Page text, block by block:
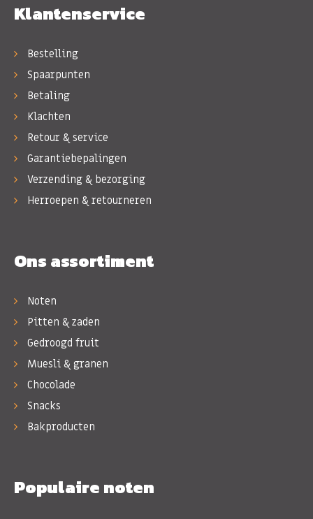
Klantenservice
Bestelling
Spaarpunten
Betaling
Klachten
Retour & service
Garantiebepalingen
Verzending & bezorging
Herroepen & retourneren
Ons assortiment
Noten
Pitten & zaden
Gedroogd fruit
Muesli & granen
Chocolade
Snacks
Bakproducten
Populaire noten